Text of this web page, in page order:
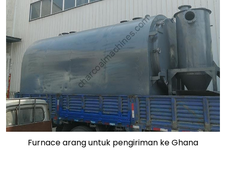
Furnace arang untuk pengiriman ke Ghana